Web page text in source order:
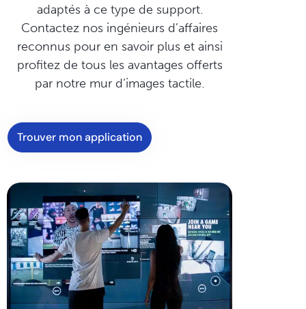
adaptés à ce type de support.
Contactez nos ingénieurs d’affaires
reconnus pour en savoir plus et ainsi
profitez de tous les avantages offerts
par notre mur d’images tactile.
Trouver mon application